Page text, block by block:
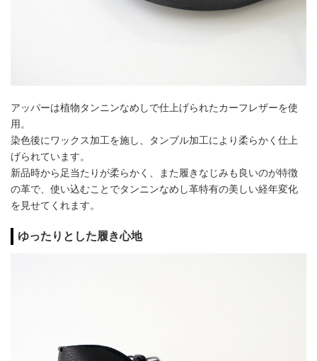
アッパーは植物タンニンなめしで仕上げられたカーフレザーを使
用。
染色後にワックス加工を施し、タンブル加工により柔らかく仕上
げられています。
新品時から足当たりが柔らかく、また履きなじみも良いのが特徴
の革で、使い込むことでタンニンなめし革特有の美しい経年変化
を見せてくれます。
ゆったりとした履き心地